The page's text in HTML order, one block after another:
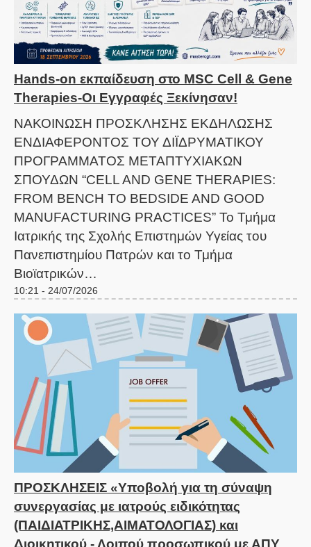
Hands-on εκπαίδευση στο MSC Cell & Gene
Therapies-Οι Εγγραφές Ξεκίνησαν!
ΝΑΚΟΙΝΩΣΗ ΠΡΟΣΚΛΗΣΗΣ ΕΚΔΗΛΩΣΗΣ
ΕΝΔΙΑΦΕΡΟΝΤΟΣ ΤΟΥ ΔΙΪΔΡΥΜΑΤΙΚΟΥ
ΠΡΟΓΡΑΜΜΑΤΟΣ ΜΕΤΑΠΤΥΧΙΑΚΩΝ
ΣΠΟΥΔΩΝ “CELL AND GENE THERAPIES:
FROM BENCH TO BEDSIDE AND GOOD
MANUFACTURING PRACTICES” Το Τμήμα
Ιατρικής της Σχολής Επιστημών Υγείας του
Πανεπιστημίου Πατρών και το Τμήμα
Βιοϊατρικών…
10:21 - 24/07/2026
ΠΡΟΣΚΛΗΣΕΙΣ «Υποβολή για τη σύναψη
συνεργασίας με ιατρούς ειδικότητας
(ΠΑΙΔΙΑΤΡΙΚΗΣ,ΑΙΜΑΤΟΛΟΓΙΑΣ) και
Διοικητικού - Λοιπού προσωπικού με ΑΠΥ